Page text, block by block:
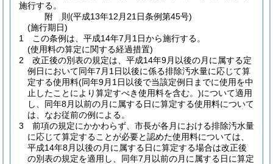
施行する。
附 則(平成13年12月21日条例第45号)
(施行期日)
1
この条例は、平成14年7月1日から施行する。
(使用料の算定に関する経過措置)
2
改正後の別表の規定は、平成14年9月以後の月に属する定
例日において同年7月1日以後に係る排除汚水量に応じて算
定する使用料(同年9月1日以後で当該定例日までに使用を中
止したことにより算定すべき使用料を含む。)について適用
し、同年8月以前の月に属する日に算定する使用料について
は、なお従前の例による。
3
前項の規定にかかわらず、市長が各月における排除汚水量
に応じて算定することが必要と認めた使用料については、
平成14年8月以後の月に属する日に算定する場合は改正後
の別表の規定を適用し、同年7月以前の月に属する日に算定